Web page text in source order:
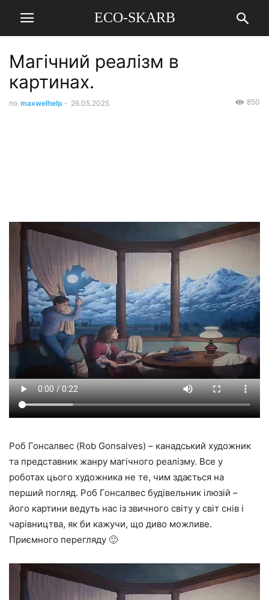
ECO-SKARB
Магічний реалізм в
картинах.
по maxwelhelp - 26.05.2025 850
Роб Гонсалвес (Rob Gonsalves) – канадський художник
та представник жанру магічного реалізму. Все у
роботах цього художника не те, чим здається на
перший погляд. Роб Гонсалвес будівельник ілюзій –
його картини ведуть нас із звичного світу у світ снів і
чарівництва, як би кажучи, що диво можливе.
Приємного перегляду 🙂